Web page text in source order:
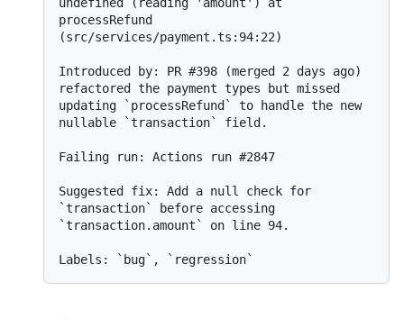
processRefund
(src/services/payment.ts:94:22)
Introduced by: PR #398 (merged 2 days ago)
refactored the payment types but missed
updating `processRefund` to handle the new
nullable `transaction` field.
Failing run: Actions run #2847
Suggested fix: Add a null check for
`transaction` before accessing
`transaction.amount` on line 94.